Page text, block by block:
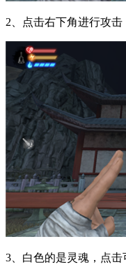
2、点击右下角进行攻击
3、白色的是灵魂，点击